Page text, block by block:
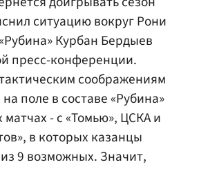
ситуацию вокруг Рони
Курбан Бердыев
пресс-конференции.
соображениям
поле в составе «Рубина»
матчах - с «Томью», ЦСКА и
в которых казанцы
9 возможных. Значит,